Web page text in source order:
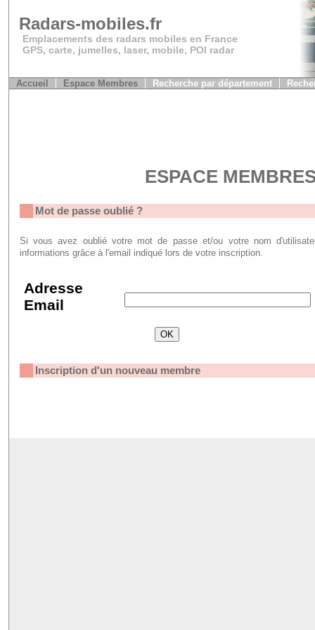
Radars-mobiles.fr
Emplacements des radars mobiles en France
GPS, carte, jumelles, laser, mobile, POI radar
Accueil Espace Membres Recherche par département
ESPACE
Mot de passe oublié ?
Si vous avez oublié votre mot de passe et/ou votre nom
informations grâce à l'email indiqué lors de votre inscription.
Adresse
Email
Inscription d'un nouveau membre